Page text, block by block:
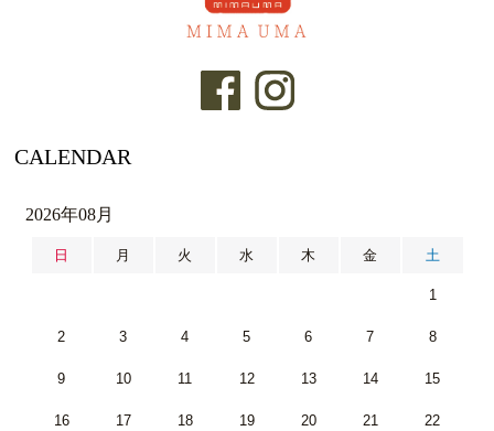
CALENDAR
2026年08月
日 月 火 水 木 金 土
1
2 3 4 5 6 7 8
9 10 11 12 13 14 15
16 17 18 19 20 21 22